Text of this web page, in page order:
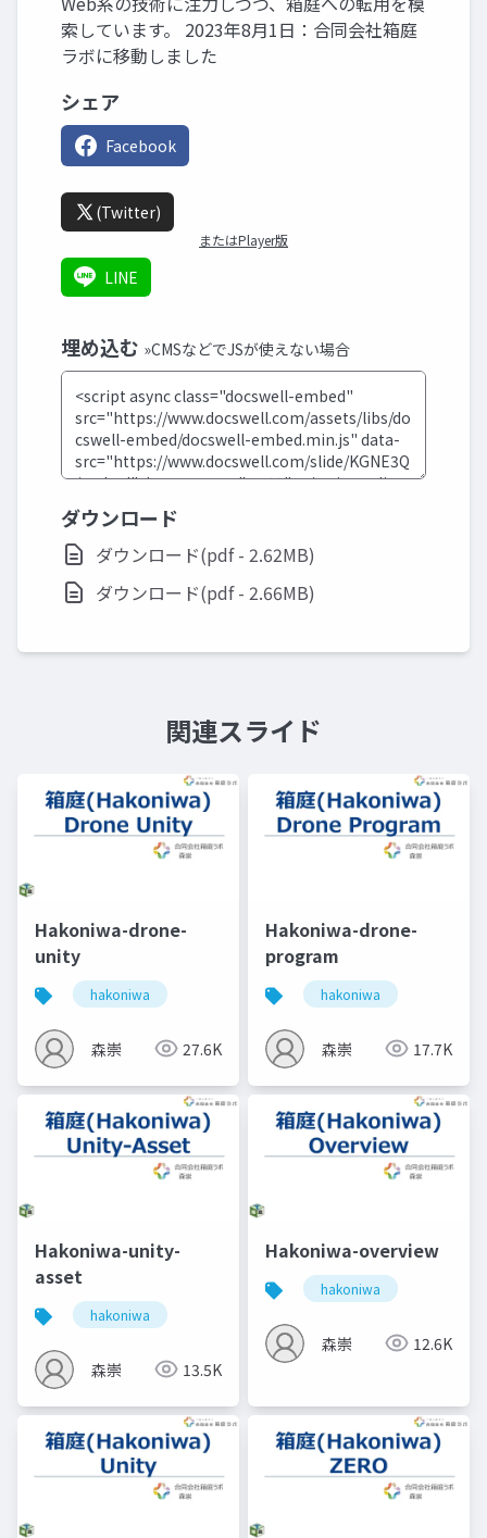
索しています。 2023年8月1日：合同会社箱庭
ラボに移動しました
シェア
Facebook
(Twitter)
またはPlayer版
LINE
埋め込む »CMSなどでJSが使えない場合
ダウンロード
ダウンロード(pdf - 2.62MB)
ダウンロード(pdf - 2.66MB)
関連スライド
Hakoniwa-drone-
unity
hakoniwa
森崇 27.6K
Hakoniwa-drone-
program
hakoniwa
森崇 17.7K
Hakoniwa-unity-
asset
hakoniwa
森崇 13.5K
Hakoniwa-overview
hakoniwa
森崇 12.6K